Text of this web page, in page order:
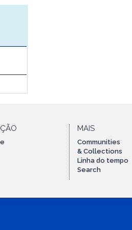
MAIS
Communities
& Collections
Linha do tempo
Search